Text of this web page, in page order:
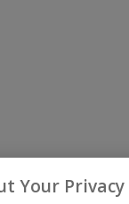
1
Your Privacy